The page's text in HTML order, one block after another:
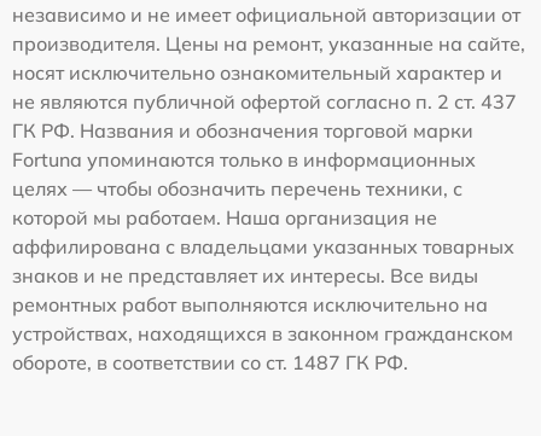
независимо и не имеет официальной авторизации от
производителя. Цены на ремонт, указанные на сайте,
носят исключительно ознакомительный характер и
не являются публичной офертой согласно п. 2 ст. 437
ГК РФ. Названия и обозначения торговой марки
Fortuna упоминаются только в информационных
целях — чтобы обозначить перечень техники, с
которой мы работаем. Наша организация не
аффилирована с владельцами указанных товарных
знаков и не представляет их интересы. Все виды
ремонтных работ выполняются исключительно на
устройствах, находящихся в законном гражданском
обороте, в соответствии со ст. 1487 ГК РФ.